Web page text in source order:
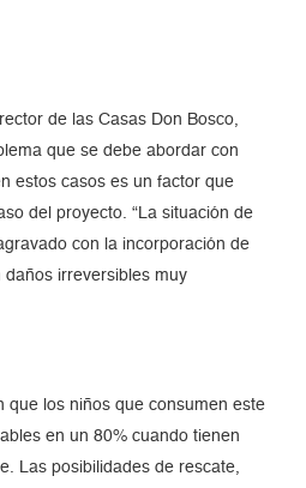
de las Casas Don Bosco,
que se debe abordar con
estos casos es un factor que
del proyecto. “La situación de
con la incorporación de
irreversibles muy
que los niños que consumen este
en un 80% cuando tienen
Las posibilidades de rescate,